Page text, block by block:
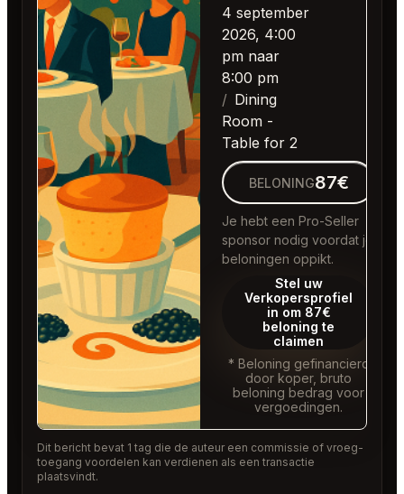
4 september
2026, 4:00
pm naar
8:00 pm
Dining
Room -
Table for 2
BELONING87€
Je hebt een Pro-Seller
sponsor nodig voordat je
beloningen oppikt.
Stel uw
Verkopersprofiel
in om 87€
beloning te
claimen
* Beloning gefinancierd
door koper, bruto
beloning bedrag voor
vergoedingen.
Dit bericht bevat 1 tag die de auteur een commissie of vroeg-
toegang voordelen kan verdienen als een transactie
plaatsvindt.